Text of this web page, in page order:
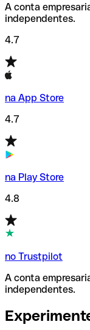
A conta
independentes.
4.7
na App Store
4.7
na Play Store
4.8
no Trustpilot
A conta
independentes.